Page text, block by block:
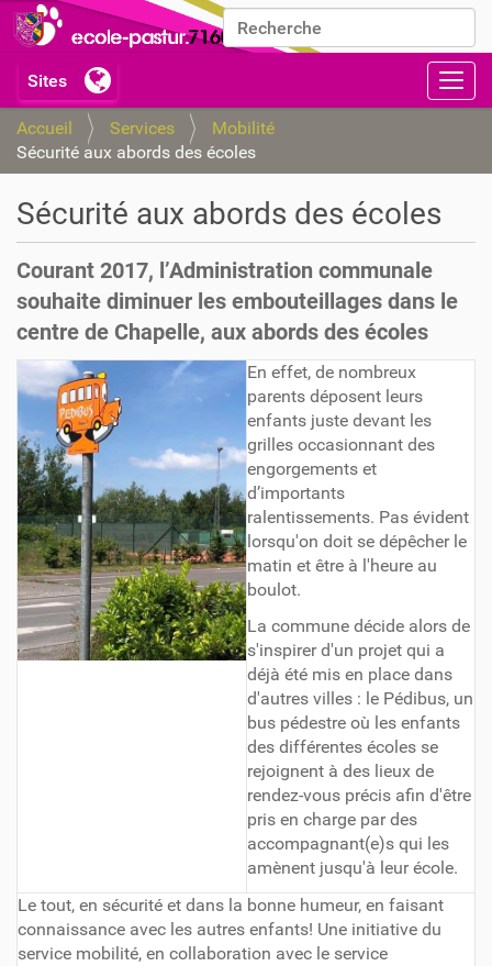
Chercher par
Recherche avancée…
Accueil Services
Mobilité
Sécurité aux abords des écoles
Sécurité aux abords des écoles
Courant 2017, l’Administration communale
souhaite diminuer les embouteillages dans le
centre de Chapelle, aux abords des écoles
En effet, de nombreux
parents déposent leurs
enfants juste devant les
grilles occasionnant des
engorgements et
d’importants
ralentissements. Pas évident
lorsqu'on doit se dépêcher le
matin et être à l'heure au
boulot.
La commune décide alors de
s'inspirer d'un projet qui a
déjà été mis en place dans
d'autres villes : le Pédibus, un
bus pédestre où les enfants
des différentes écoles se
rejoignent à des lieux de
rendez-vous précis afin d'être
pris en charge par des
accompagnant(e)s qui les
amènent jusqu'à leur école.
Le tout, en sécurité et dans la bonne humeur, en faisant
connaissance avec les autres enfants! Une initiative du
service mobilité, en collaboration avec le service